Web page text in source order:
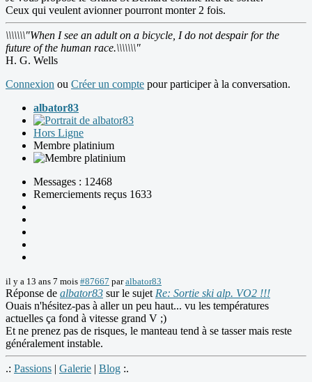
Ceux qui veulent avionner pourront monter 2 fois.
\\\\\\\"When I see an adult on a bicycle, I do not despair for the
future of the human race.\\\\\\\"
H. G. Wells
Connexion ou Créer un compte pour participer à la conversation.
albator83
Hors Ligne
Membre platinium
Messages : 12468
Remerciements reçus 1633
il y a 13 ans 7 mois #87667 paralbator83
Réponse de albator83 sur le sujet Re: Sortie ski alp. VO2 !!!
Ouais n'hésitez-pas à aller un peu haut... vu les températures
actuelles ça fond à vitesse grand V ;)
Et ne prenez pas de risques, le manteau tend à se tasser mais reste
généralement instable.
.: Passions | Galerie | Blog :.